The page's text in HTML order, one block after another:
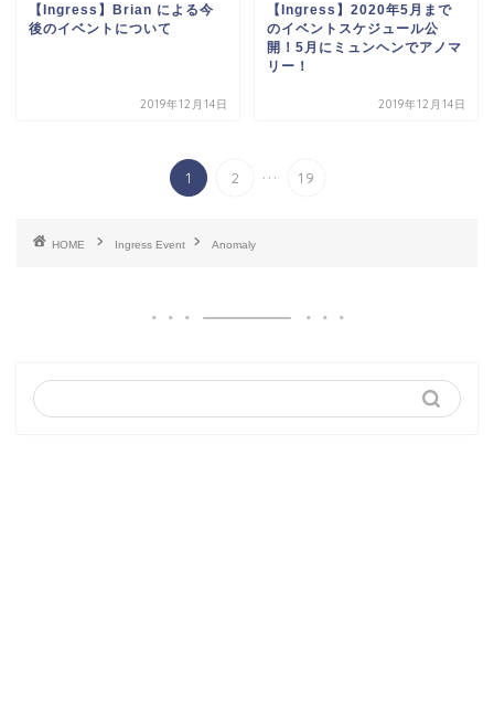
【Ingress】Brian による今
後のイベントについて
2019年12月14日
【Ingress】2020年5月まで
のイベントスケジュール公
開！5月にミュンヘンでアノマ
リー！
2019年12月14日
1 2 ... 19
HOME Ingress Event Anomaly